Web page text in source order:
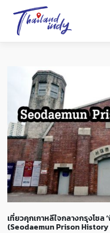
เที่ยวคุกเกาหลีใจกลางกรุงโซ
(Seodaemun Prison